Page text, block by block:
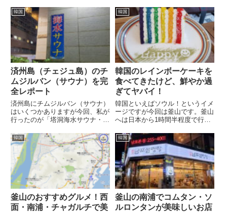
韓国
済州島（チェジュ島）のチ
ムジルバン（サウナ）を完
全レポート
済州島にチムジルバン（サウナ）
はいくつかありますが今回、私が
行ったのが「塔洞海水サウナ・チ
道 済州市 三徒2洞 1261-3(제주특
별자치도 제주시 삼도이동 1261-
3)塔洞海水サウナ・チムジルバン
塔洞海水...
韓国
韓国のレインボーケーキを
食べてきたけど、鮮やか過
ぎてヤバイ！
韓国といえばソウル！というイメ
ージですが今回は釜山です。釜山
へは日本から1時間半程度で行け
LCCを使うと片道2,000円（空港
使用税は別）程度で行けるので手
軽に行けてしまいます。 私なん
かは平日に連休があれば、お...
韓国
釜山のおすすめグルメ！西
面・南浦・チャガルチで美
韓国
釜山の南浦でコムタン・ソ
ルロンタンが美味しいお店